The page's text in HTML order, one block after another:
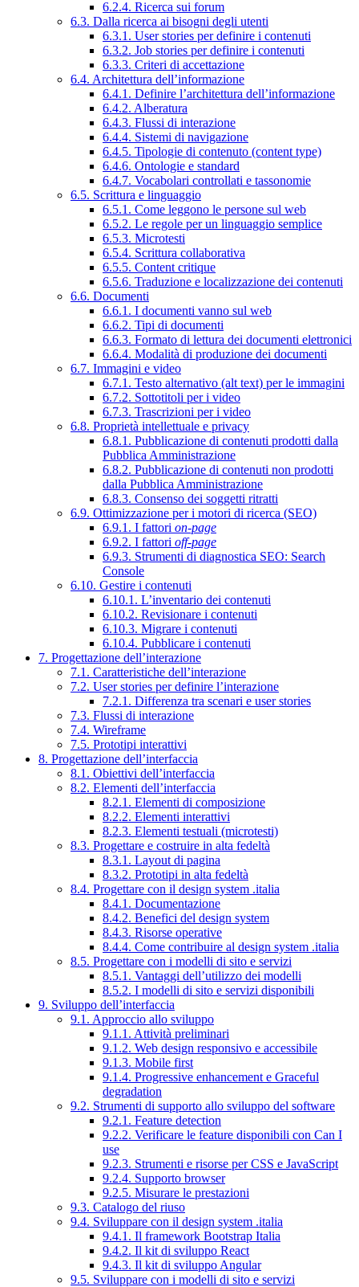
6.2.4. Ricerca sui forum
6.3. Dalla ricerca ai bisogni degli utenti
6.3.1. User stories per definire i contenuti
6.3.2. Job stories per definire i contenuti
6.3.3. Criteri di accettazione
6.4. Architettura dell’informazione
6.4.1. Definire l’architettura dell’informazione
6.4.2. Alberatura
6.4.3. Flussi di interazione
6.4.4. Sistemi di navigazione
6.4.5. Tipologie di contenuto (content type)
6.4.6. Ontologie e standard
6.4.7. Vocabolari controllati e tassonomie
6.5. Scrittura e linguaggio
6.5.1. Come leggono le persone sul web
6.5.2. Le regole per un linguaggio semplice
6.5.3. Microtesti
6.5.4. Scrittura collaborativa
6.5.5. Content critique
6.5.6. Traduzione e localizzazione dei contenuti
6.6. Documenti
6.6.1. I documenti vanno sul web
6.6.2. Tipi di documenti
6.6.3. Formato di lettura dei documenti elettronici
6.6.4. Modalità di produzione dei documenti
6.7. Immagini e video
6.7.1. Testo alternativo (alt text) per le immagini
6.7.2. Sottotitoli per i video
6.7.3. Trascrizioni per i video
6.8. Proprietà intellettuale e privacy
6.8.1. Pubblicazione di contenuti prodotti dalla
Pubblica Amministrazione
6.8.2. Pubblicazione di contenuti non prodotti
dalla Pubblica Amministrazione
6.8.3. Consenso dei soggetti ritratti
6.9. Ottimizzazione per i motori di ricerca (SEO)
6.9.1. I fattori on-page
6.9.2. I fattori off-page
6.9.3. Strumenti di diagnostica SEO: Search
Console
6.10. Gestire i contenuti
6.10.1. L’inventario dei contenuti
6.10.2. Revisionare i contenuti
6.10.3. Migrare i contenuti
6.10.4. Pubblicare i contenuti
7. Progettazione dell’interazione
7.1. Caratteristiche dell’interazione
7.2. User stories per definire l’interazione
7.2.1. Differenza tra scenari e user stories
7.3. Flussi di interazione
7.4. Wireframe
7.5. Prototipi interattivi
8. Progettazione dell’interfaccia
8.1. Obiettivi dell’interfaccia
8.2. Elementi dell’interfaccia
8.2.1. Elementi di composizione
8.2.2. Elementi interattivi
8.2.3. Elementi testuali (microtesti)
8.3. Progettare e costruire in alta fedeltà
8.3.1. Layout di pagina
8.3.2. Prototipi in alta fedeltà
8.4. Progettare con il design system .italia
8.4.1. Documentazione
8.4.2. Benefici del design system
8.4.3. Risorse operative
8.4.4. Come contribuire al design system .italia
8.5. Progettare con i modelli di sito e servizi
8.5.1. Vantaggi dell’utilizzo dei modelli
8.5.2. I modelli di sito e servizi disponibili
9. Sviluppo dell’interfaccia
9.1. Approccio allo sviluppo
9.1.1. Attività preliminari
9.1.2. Web design responsivo e accessibile
9.1.3. Mobile first
9.1.4. Progressive enhancement e Graceful
degradation
9.2. Strumenti di supporto allo sviluppo del software
9.2.1. Feature detection
9.2.2. Verificare le feature disponibili con Can I
use
9.2.3. Strumenti e risorse per CSS e JavaScript
9.2.4. Supporto browser
9.2.5. Misurare le prestazioni
9.3. Catalogo del riuso
9.4. Sviluppare con il design system .italia
9.4.1. Il framework Bootstrap Italia
9.4.2. Il kit di sviluppo React
9.4.3. Il kit di sviluppo Angular
9.5. Sviluppare con i modelli di sito e servizi